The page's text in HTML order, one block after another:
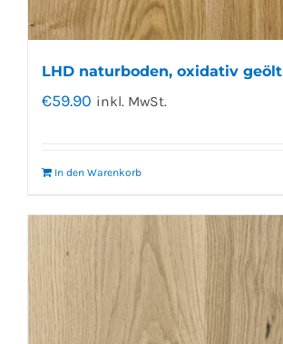
LHD naturboden, oxidativ geölt
€59.90 inkl. MwSt.
In den Warenkorb